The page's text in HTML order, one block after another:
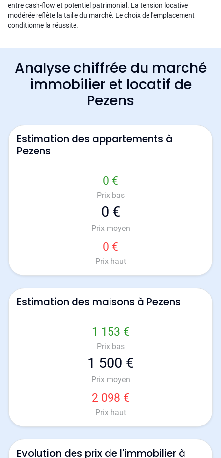
entre cash-flow et potentiel patrimonial. La tension locative
modérée reflète la taille du marché. Le choix de l'emplacement
conditionne la réussite.
Analyse chiffrée du marché
immobilier et locatif de
Pezens
Estimation des appartements à
Pezens
0 €
Prix bas
0 €
Prix moyen
0 €
Prix haut
Estimation des maisons à Pezens
1 153 €
Prix bas
1 500 €
Prix moyen
2 098 €
Prix haut
Evolution des prix de l'immobilier à